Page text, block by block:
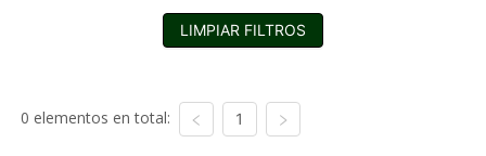
LIMPIAR FILTROS
0 elementos en total: 1